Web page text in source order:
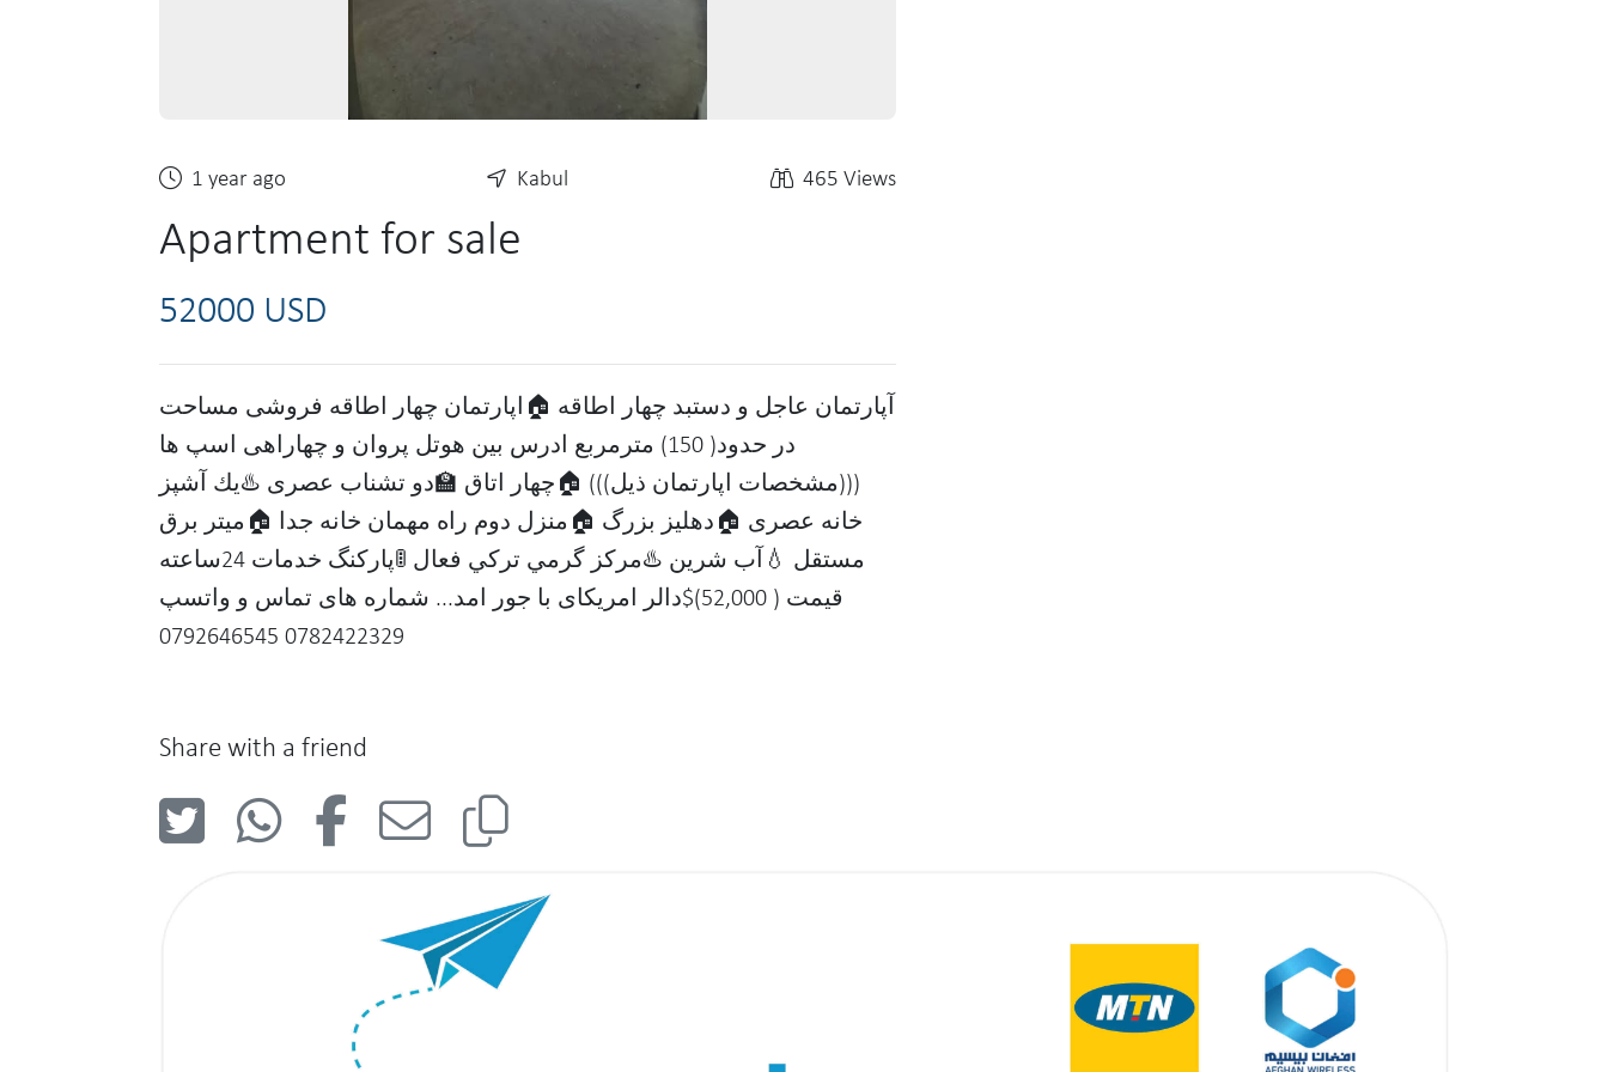
1 year ago Kabul 465 Views
Apartment for sale
52000 USD
آپارتمان عاجل و دستبد چهار اطاقه 🏠اپارتمان چهار اطاقه فروشی مساحت
در حدود( 150) مترمربع ادرس بین هوتل پروان و چهاراهی اسپ ها
(((مشخصات اپارتمان ذیل))) 🏠چهار اتاق 🏫دو تشناب عصری ♨️يك آشپز
خانه عصری 🏠دهليز بزرگ 🏠منزل دوم راه مهمان خانه جدا 🏠ميتر برق
مستقل 💧آب شرين ♨️مركز گرمي تركي فعال 🚦پاركنگ خدمات 24ساعته
قیمت ( 52,000)$دالر امریکای با جور امد... شماره های تماس و واتسپ
0782422329 0792646545
Share with a friend